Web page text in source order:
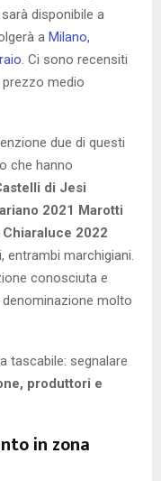
disponibile a
a Milano,
. Ci sono recensiti
medio
due di questi
che hanno
di Jesi
2021 Marotti
2022
entrambi marchigiani.
conosciuta e
molto
tascabile: segnalare
produttori e
in zona